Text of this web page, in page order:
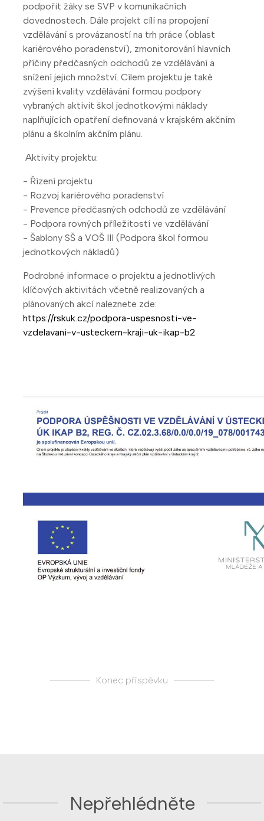
podpořit žáky se SVP v komunikačních
dovednostech. Dále projekt cílí na propojení
vzdělávání s provázaností na trh práce (oblast
kariérového poradenství), zmonitorování hlavních
příčiny předčasných odchodů ze vzdělávání a
snížení jejich množství. Cílem projektu je také
zvýšení kvality vzdělávání formou podpory
vybraných aktivit škol jednotkovými náklady
naplňujících opatření definovaná v krajském akčním
plánu a školním akčním plánu.
Aktivity projektu:
- Řízení projektu
- Rozvoj kariérového poradenství
- Prevence předčasných odchodů ze vzdělávání
- Podpora rovných příležitostí ve vzdělávání
- Šablony SŠ a VOŠ III (Podpora škol formou
jednotkových nákladů)
Podrobné informace o projektu a jednotlivých
klíčových aktivitách včetně realizovaných a
plánovaných akcí naleznete zde:
https://rskuk.cz/podpora-uspesnosti-ve-
vzdelavani-v-usteckem-kraji-uk-ikap-b2
Konec příspěvku
Nepřehlédněte